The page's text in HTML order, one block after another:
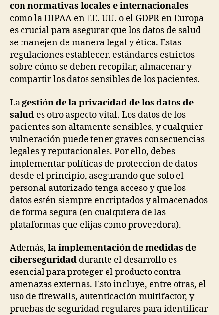
con normativas locales e internacionales
como la HIPAA en EE. UU. o el GDPR en Europa
es crucial para asegurar que los datos de salud
se manejen de manera legal y ética. Estas
regulaciones establecen estándares estrictos
sobre cómo se deben recopilar, almacenar y
compartir los datos sensibles de los pacientes.
La gestión de la privacidad de los datos de
salud es otro aspecto vital. Los datos de los
pacientes son altamente sensibles, y cualquier
vulneración puede tener graves consecuencias
legales y reputacionales. Por ello, debes
implementar políticas de protección de datos
desde el principio, asegurando que solo el
personal autorizado tenga acceso y que los
datos estén siempre encriptados y almacenados
de forma segura (en cualquiera de las
plataformas que elijas como proveedora).
Además, la implementación de medidas de
ciberseguridad durante el desarrollo es
esencial para proteger el producto contra
amenazas externas. Esto incluye, entre otras, el
uso de firewalls, autenticación multifactor, y
pruebas de seguridad regulares para identificar